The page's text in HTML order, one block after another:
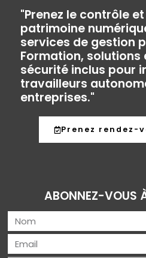
"Prenez le contrôle
patrimoine
services de gestion
Formation, solutions
sécurité inclus pour
travailleurs
entreprises."
Prenez rendez-
ABONNEZ-VOUS